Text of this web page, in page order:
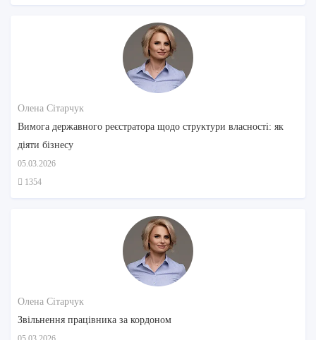
Олена Сітарчук
Вимога державного реєстратора щодо структури власності: як
діяти бізнесу
05.03.2026
1354
Олена Сітарчук
Звільнення працівника за кордоном